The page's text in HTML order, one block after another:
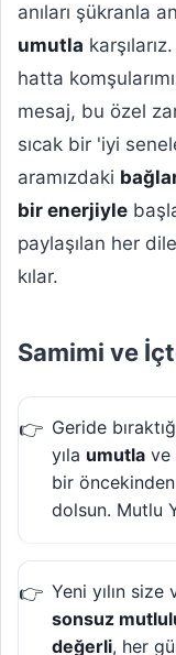
anıları şükranla
umutla
hatta
mesaj, bu özel
sıcak bir 'iyi
aramızdaki
bir enerjiyle
paylaşılan her
kılar.
Samimi ve
Geride
yıla umutla ve
bir
dolsun. Mutlu
Yeni yılın
sonsuz
değerli, her